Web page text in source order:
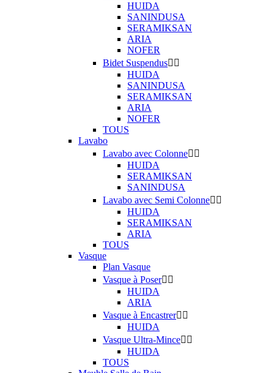
HUIDA
SANINDUSA
SERAMIKSAN
ARIA
NOFER
Bidet Suspendus 
HUIDA
SANINDUSA
SERAMIKSAN
ARIA
NOFER
TOUS
Lavabo
Lavabo avec Colonne 
HUIDA
SERAMIKSAN
SANINDUSA
Lavabo avec Semi Colonne 
HUIDA
SERAMIKSAN
ARIA
TOUS
Vasque
Plan Vasque
Vasque à Poser 
HUIDA
ARIA
Vasque à Encastrer 
HUIDA
Vasque Ultra-Mince 
HUIDA
TOUS